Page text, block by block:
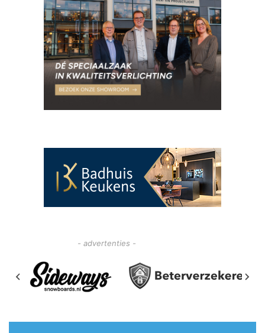
- advertenties -